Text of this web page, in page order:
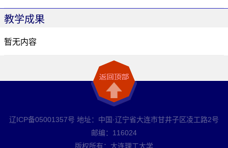
教学成果
暂无内容
辽ICP备05001357号 地址：中国·辽宁省大连市甘井子区凌工路2号
邮编：116024
版权所有：大连理工大学